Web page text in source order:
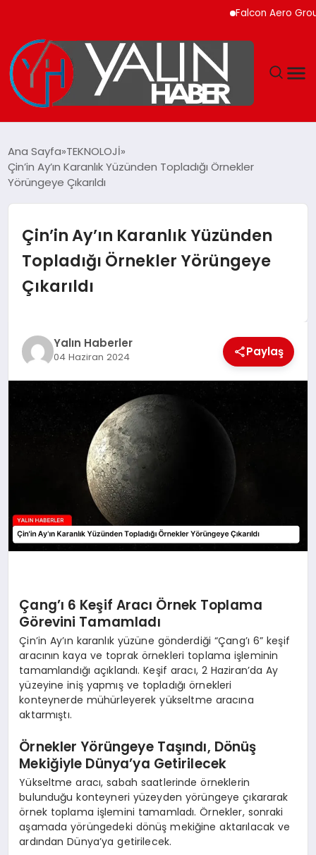
Falcon Aero Group,
SPOR
EKONOMİ
YAŞAM
TEKNOLOJİ
SAĞLIK
Ana Sayfa TEKNOLOJİ
Çin’in Ay’ın Karanlık Yüzünden Topladığı Örnekler
Yörüngeye Çıkarıldı
Çin’in Ay’ın Karanlık Yüzünden
Topladığı Örnekler Yörüngeye
Çıkarıldı
Yalın Haberler
04 Haziran 2024 Paylaş
Çang’ı 6 Keşif Aracı Örnek Toplama
Görevini Tamamladı
Çin’in Ay’ın karanlık yüzüne gönderdiği “Çang’ı 6” keşif
aracının kaya ve toprak örnekleri toplama işleminin
tamamlandığı açıklandı. Keşif aracı, 2 Haziran’da Ay
yüzeyine iniş yapmış ve topladığı örnekleri
konteynerde mühürleyerek yükseltme aracına
aktarmıştı.
Örnekler Yörüngeye Taşındı, Dönüş
Mekiğiyle Dünya’ya Getirilecek
Yükseltme aracı, sabah saatlerinde örneklerin
bulunduğu konteyneri yüzeyden yörüngeye çıkararak
örnek toplama işlemini tamamladı. Örnekler, sonraki
aşamada yörüngedeki dönüş mekiğine aktarılacak ve
ardından Dünya’ya getirilecek.